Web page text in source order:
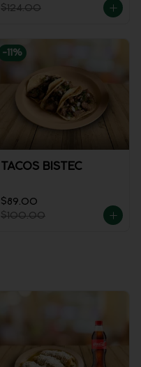
$124.00
-11 %
TACOS BISTEC
$89.00
$100.00